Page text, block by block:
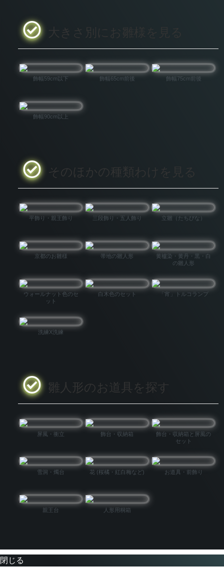
大きさ別にお雛様を見る
飾幅59cm以下 飾幅65cm前後 飾幅75cm前後
飾幅90cm以上
そのほかの種類わけを見る
平飾り・親王飾り 三段飾り・五人飾り 立雛（たちびな）
京都のお雛様 帯地の雛人形
黄櫨染・黄丹・黒・白
の雛人形
ウォールナット色のセ
ット
白木色のセット 「宵」トルコランプ
洗練X洗練
雛人形のお道具を探す
屏風・衝立 飾台・収納箱
飾台・収納箱と屏風の
セット
雪洞・燭台 花 (桜橘・紅白梅など) お道具・前飾り
親王台 人形用桐箱
閉じる